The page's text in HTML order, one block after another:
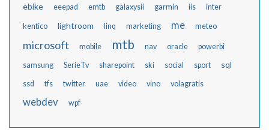
ebike eeepad emtb galaxysii garmin iis inter
kentico lightroom linq marketing me meteo
microsoft mobile mtb nav oracle powerbi
samsung SerieTv sharepoint ski social sport sql
ssd tfs twitter uae video vino volagratis
webdev wpf